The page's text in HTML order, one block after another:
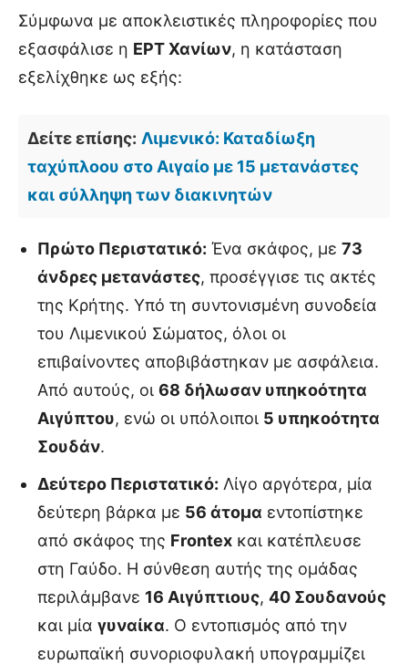
Σύμφωνα με αποκλειστικές πληροφορίες που
εξασφάλισε η ΕΡΤ Χανίων, η κατάσταση
εξελίχθηκε ως εξής:
Δείτε επίσης: Λιμενικό: Καταδίωξη
ταχύπλοου στο Αιγαίο με 15 μετανάστες
και σύλληψη των διακινητών
Πρώτο Περιστατικό: Ένα σκάφος, με 73
άνδρες μετανάστες, προσέγγισε τις ακτές
της Κρήτης. Υπό τη συντονισμένη συνοδεία
του Λιμενικού Σώματος, όλοι οι
επιβαίνοντες αποβιβάστηκαν με ασφάλεια.
Από αυτούς, οι 68 δήλωσαν υπηκοότητα
Αιγύπτου, ενώ οι υπόλοιποι 5 υπηκοότητα
Σουδάν.
Δεύτερο Περιστατικό: Λίγο αργότερα, μία
δεύτερη βάρκα με 56 άτομα εντοπίστηκε
από σκάφος της Frontex και κατέπλευσε
στη Γαύδο. Η σύνθεση αυτής της ομάδας
περιλάμβανε 16 Αιγύπτιους, 40 Σουδανούς
και μία γυναίκα. Ο εντοπισμός από την
ευρωπαϊκή συνοριοφυλακή υπογραμμίζει